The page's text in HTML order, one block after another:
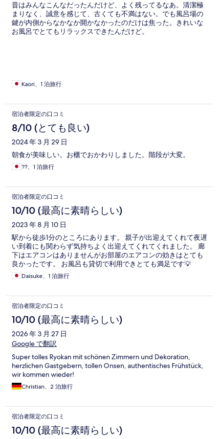
昔はみんなこんなだったんだけど、よく残ってるなあ。清潔極
まりなく、誠意を感じて、古くても不満はない。でも風呂場の
鍵が内側からなかなか開かなかったのだけは焦った。きれいな
お風呂でとてもリラックスできたんだけど。
Kaori、1 泊旅行
宿泊者限定の口コミ
8/10 (とても良い)
2024 年 3 月 29 日
朝食が美味しい。お櫃でおかわりしました。階段が大変。
??、1 泊旅行
宿泊者限定の口コミ
10/10 (最高に素晴らしい)
2023 年 8 月 10 日
駅から徒歩1分のところにあります。 親子が出迎えてくれて夜遅
い到着にも関わらず気持ちよく出迎えてくれてくれました。 廊
下はエアコンはありませんがお部屋のエアコンの効きはとても
良かったです。 お風呂も貸切で利用できとても満足です💡
Daisuke、1 泊旅行
宿泊者限定の口コミ
10/10 (最高に素晴らしい)
2026 年 3 月 27 日
Google で翻訳
Super tolles Ryokan mit schönen Zimmern und Dekoration,
herzlichen Gastgebern, tollen Onsen, authentisches Frühstück,
wir kommen wieder!
Christian、2 泊旅行
宿泊者限定の口コミ
10/10 (最高に素晴らしい)